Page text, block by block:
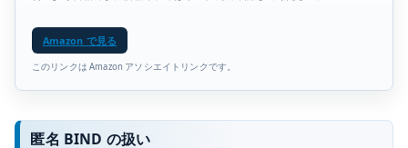
Amazon で見る
このリンクは Amazon アソシエイトリンクです。
匿名 BIND の扱い